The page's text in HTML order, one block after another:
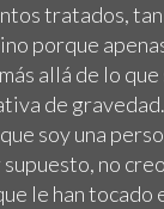
tratados,
porque
allá de lo
de
soy una
no
le han